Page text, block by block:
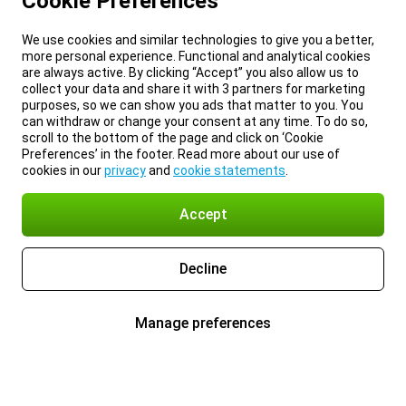
We use cookies and similar technologies to give you a better,
more personal experience. Functional and analytical cookies
are always active. By clicking “Accept” you also allow us to
collect your data and share it with 3 partners for marketing
purposes, so we can show you ads that matter to you. You
can withdraw or change your consent at any time. To do so,
scroll to the bottom of the page and click on ‘Cookie
Preferences’ in the footer. Read more about our use of
cookies in ourprivacyand cookie statements
Accept
Decline
Manage preferences